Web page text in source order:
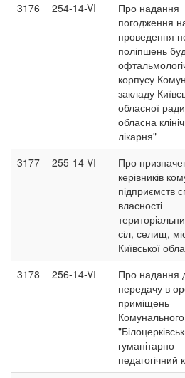
3176 254-14-VI
Про надання
погодження
проведення
поліпшень
корпусу
закладу
обласної
обласна
лікарня"
3177 255-14-VI
Про
керівників
підприємств
власності
сіл, селищ,
Київської
3178 256-14-VI
Про надання
передачу в
приміщень
гуманітарно-
педагогічний